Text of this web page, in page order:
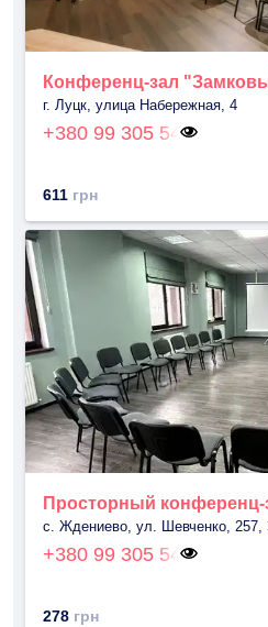
Конференц-зал
г. Луцк, улица Набережная, 4
+380 99 305 54
611 грн
Просторный
с. Ждениево, ул. Шевченко, 257,
+380 99 305 54
278 грн